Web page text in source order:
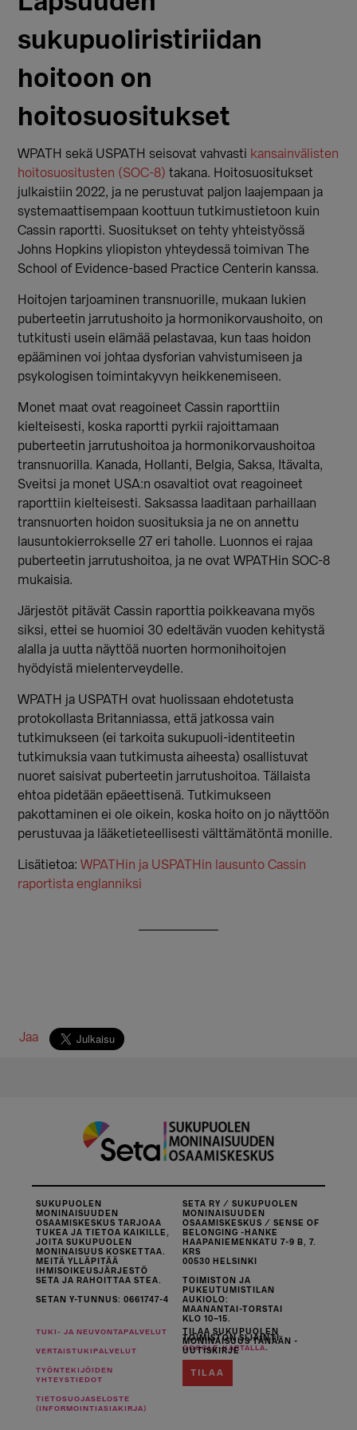
sukupuoliristiriidan
hoitoon on
hoitosuositukset
WPATH sekä USPATH seisovat vahvasti kansainvälisten
hoitosuositusten (SOC-8) takana. Hoitosuositukset
julkaistiin 2022, ja ne perustuvat paljon laajempaan ja
systemaattisempaan koottuun tutkimustietoon kuin
Cassin raportti. Suositukset on tehty yhteistyössä
Johns Hopkins yliopiston yhteydessä toimivan The
School of Evidence-based Practice Centerin kanssa.
Hoitojen tarjoaminen transnuorille, mukaan lukien
puberteetin jarrutushoito ja hormonikorvaushoito, on
tutkitusti usein elämää pelastavaa, kun taas hoidon
epääminen voi johtaa dysforian vahvistumiseen ja
psykologisen toimintakyvyn heikkenemiseen.
Monet maat ovat reagoineet Cassin raporttiin
kielteisesti, koska raportti pyrkii rajoittamaan
puberteetin jarrutushoitoa ja hormonikorvaushoitoa
transnuorilla. Kanada, Hollanti, Belgia, Saksa, Itävalta,
Sveitsi ja monet USA:n osavaltiot ovat reagoineet
raporttiin kielteisesti. Saksassa laaditaan parhaillaan
transnuorten hoidon suosituksia ja ne on annettu
lausuntokierrokselle 27 eri taholle. Luonnos ei rajaa
puberteetin jarrutushoitoa, ja ne ovat WPATHin SOC-8
mukaisia.
Järjestöt pitävät Cassin raporttia poikkeavana myös
siksi, ettei se huomioi 30 edeltävän vuoden kehitystä
alalla ja uutta näyttöä nuorten hormonihoitojen
hyödyistä mielenterveydelle.
WPATH ja USPATH ovat huolissaan ehdotetusta
protokollasta Britanniassa, että jatkossa vain
tutkimukseen (ei tarkoita sukupuoli-identiteetin
tutkimuksia vaan tutkimusta aiheesta) osallistuvat
nuoret saisivat puberteetin jarrutushoitoa. Tällaista
ehtoa pidetään epäeettisenä. Tutkimukseen
pakottaminen ei ole oikein, koska hoito on jo näyttöön
perustuvaa ja lääketieteellisesti välttämätöntä monille.
Lisätietoa:WPATHin ja USPATHin lausunto Cassin
raportista englanniksi
Jaa
SUKUPUOLEN
MONINAISUUDEN
OSAAMISKESKUS TARJOAA
TUKEA JA TIETOA KAIKILLE,
JOITA SUKUPUOLEN
MONINAISUUS KOSKETTAA.
MEITÄ YLLÄPITÄÄ
IHMISOIKEUSJÄRJESTÖ
SETA JA RAHOITTAA STEA.
SETAN Y-TUNNUS: 0661747-4
SETA RY / SUKUPUOLEN
MONINAISUUDEN
OSAAMISKESKUS / SENSE OF
BELONGING -HANKE
HAAPANIEMENKATU 7-9 B, 7.
KRS
00530 HELSINKI
TOIMISTON JA
PUKEUTUMISTILAN
AUKIOLO:
MAANANTAI-TORSTAI
KLO 10–15.
TOIMISTON SIJAINTI
GOOGLE-KARTALLA
TUKI- JA NEUVONTAPALVELUT
VERTAISTUKIPALVELUT
TYÖNTEKIJÖIDEN
YHTEYSTIEDOT
TIETOSUOJASELOSTE
(INFORMOINTIASIAKIRJA)
TILAA SUKUPUOLEN
MONINAISUUS TÄNÄÄN -
UUTISKIRJE
TILAA